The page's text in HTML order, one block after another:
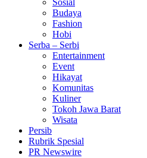
Sosial
Budaya
Fashion
Hobi
Serba – Serbi
Entertainment
Event
Hikayat
Komunitas
Kuliner
Tokoh Jawa Barat
Wisata
Persib
Rubrik Spesial
PR Newswire